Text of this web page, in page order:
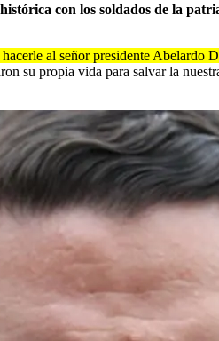
con los soldados de la
al señor presidente Abelardo
su propia vida para salvar la